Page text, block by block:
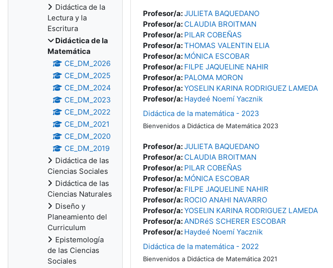
Profesor/a:JULIETA BAQUEDANO
Profesor/a: CLAUDIA BROITMAN
Profesor/a: PILAR COBEÑAS
Profesor/a:THOMAS VALENTIN ELIA
Profesor/a: MÓNICA ESCOBAR
Profesor/a: FILPE JAQUELINE NAHIR
Profesor/a: PALOMA MORON
Profesor/a:YOSELIN KARINA RODRIGUEZ LAMEDA
Profesor/a: Haydeé Noemí Yacznik
Didáctica de la matemática - 2023
Bienvenidos a Didáctica de Matemática 2023
Profesor/a:JULIETA BAQUEDANO
Profesor/a: CLAUDIA BROITMAN
Profesor/a: PILAR COBEÑAS
Profesor/a: MÓNICA ESCOBAR
Profesor/a: FILPE JAQUELINE NAHIR
Profesor/a: ROCIO ANAHI NAVARRO
Profesor/a:YOSELIN KARINA RODRIGUEZ LAMEDA
Profesor/a:ANDRéS SCHERER ESCOBAR
Profesor/a: Haydeé Noemí Yacznik
Didáctica de la matemática - 2022
Bienvenidos a Didáctica de Matemática 2021
Didáctica de la
Lectura y la
Escritura
Didáctica de la
Matemática
CE_DM_2026
CE_DM_2025
CE_DM_2024
CE_DM_2023
CE_DM_2022
CE_DM_2021
CE_DM_2020
CE_DM_2019
Didáctica de las
Ciencias Sociales
Didáctica de las
Ciencias Naturales
Diseño y
Planeamiento del
Curriculum
Epistemología
de las Ciencias
Sociales